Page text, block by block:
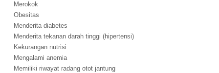
Merokok
Obesitas
Menderita diabetes
Menderita tekanan darah tinggi (hipertensi)
Kekurangan nutrisi
Mengalami anemia
Memiliki riwayat radang otot jantung